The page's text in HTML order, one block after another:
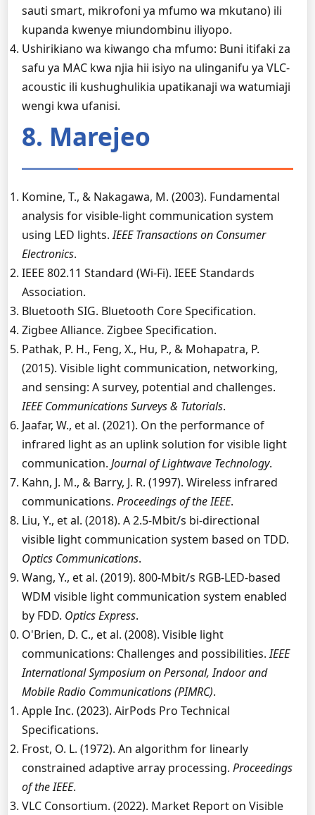
sauti smart, mikrofoni ya mfumo wa mkutano) ili
kupanda kwenye miundombinu iliyopo.
Ushirikiano wa kiwango cha mfumo: Buni itifaki za
safu ya MAC kwa njia hii isiyo na ulinganifu ya VLC-
acoustic ili kushughulikia upatikanaji wa watumiaji
wengi kwa ufanisi.
8. Marejeo
Komine, T., & Nakagawa, M. (2003). Fundamental
analysis for visible-light communication system
using LED lights.IEEE Transactions on Consumer
Electronics.
IEEE 802.11 Standard (Wi-Fi). IEEE Standards
Association.
Bluetooth SIG. Bluetooth Core Specification.
Zigbee Alliance. Zigbee Specification.
Pathak, P. H., Feng, X., Hu, P., & Mohapatra, P.
(2015). Visible light communication, networking,
and sensing: A survey, potential and challenges.
IEEE Communications Surveys & Tutorials.
Jaafar, W., et al. (2021). On the performance of
infrared light as an uplink solution for visible light
communication. Journal of Lightwave Technology.
Kahn, J. M., & Barry, J. R. (1997). Wireless infrared
communications. Proceedings of the IEEE.
Liu, Y., et al. (2018). A 2.5-Mbit/s bi-directional
visible light communication system based on TDD.
Optics Communications.
Wang, Y., et al. (2019). 800-Mbit/s RGB-LED-based
WDM visible light communication system enabled
by FDD. Optics Express.
O'Brien, D. C., et al. (2008). Visible light
communications: Challenges and possibilities.IEEE
International Symposium on Personal, Indoor and
Mobile Radio Communications (PIMRC).
Apple Inc. (2023). AirPods Pro Technical
Specifications.
Frost, O. L. (1972). An algorithm for linearly
constrained adaptive array processing. Proceedings
of the IEEE.
VLC Consortium. (2022). Market Report on Visible